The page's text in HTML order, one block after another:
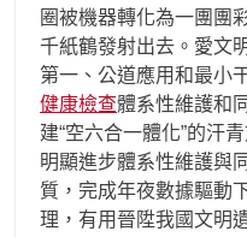
圈被機器轉化為一團團
千紙鶴發射出去。愛文
第一、公道應用和最小
健康檢查體系性維護和
建“空六合一體化”的汗
明顯進步體系性維護與
質，完成年夜數據驅動
理，有用晉陞我國文明